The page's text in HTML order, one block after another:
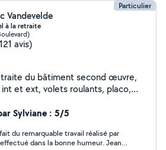
Particulier
Vandevelde
à la retraite
avis)
du bâtiment second œuvre,
et ext, volets roulants, placo,
et divers
Sylviane : 5/5
du remarquable travail réalisé par
dans la bonne humeur. Jean